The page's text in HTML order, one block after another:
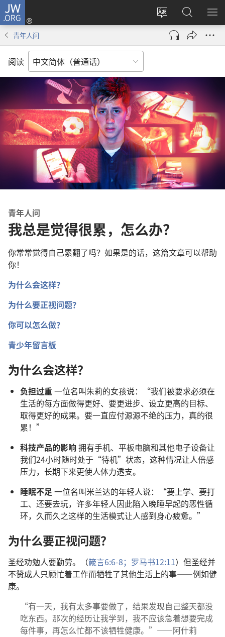
JW.ORG
更
改
网
言
登
录
（打
口）
搜
索
JW.ORG
显
青年人问
阅读
青年人问
我总是觉得很累，怎么办？
你常常觉得自己累翻了吗？如果是的话，这篇文章可以帮助
你！
为什么会这样？
为什么要正视问题？
你可以怎么做？
青少年留言板
为什么会这样？
负担过重一位名叫朱莉的女孩说：“我们被要求必须在
生活的每方面做得更好、要更进步、设立更高的目标、
取得更好的成果。要一直应付源源不绝的压力，真的很
累！”
科技产品的影响拥有手机、平板电脑和其他电子设备让
我们24小时随时处于“待机”状态，这种情况让人倍感
压力，长期下来更使人体力透支。
睡眠不足 一位名叫米兰达的年轻人说：“要上学、要打
工、还要去玩，许多年轻人因此陷入晚睡早起的恶性循
环，久而久之这样的生活模式让人感到身心疲惫。”
为什么要正视问题？
圣经劝勉人要勤劳。（箴言6:6-8； 罗马书12:11）但圣经并
不赞成人只顾忙着工作而牺牲了其他生活上的事——例如健
康。
“有一天，我有太多事要做了，结果发现自己整天都没
吃东西。那次的经历让我学到，我不应该急着想要完成
每件事，再怎么忙都不该牺牲健康。”——阿什莉